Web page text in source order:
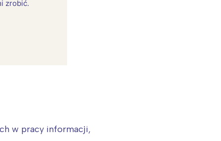
zrobić.
w pracy informacji,